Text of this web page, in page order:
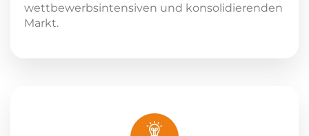
wettbewerbsintensiven und konsolidierenden
Markt.